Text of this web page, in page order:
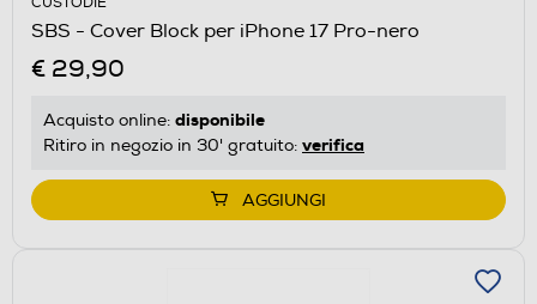
SBS - Cover Block per iPhone 17 Pro-nero
€ 29,90
Acquisto online: disponibile
Ritiro in negozio in 30' gratuito: verifica
AGGIUNGI